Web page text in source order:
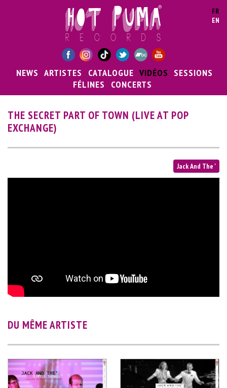
FR
EN
NEWS ARTISTES CATALOGUE VIDÉOS SESSIONS
FÉLINES
CONCERTS
THE SECRET PART OF TOWN (LIVE AT POP
EXCHANGE)
Jack And The '
DU MÊME ARTISTE